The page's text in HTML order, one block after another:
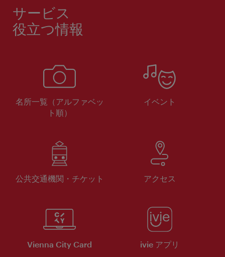
サービス
役立つ情報
名所一覧（アルファベッ
ト順）
イベント
公共交通機関・チケット アクセス
Vienna City Card ivie アプリ